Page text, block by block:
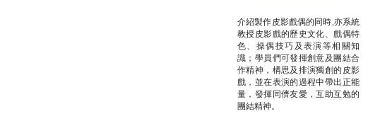
介紹製作皮影戲偶的同時,亦系統
教授皮影戲的歷史文化、戲偶特
色、操偶技巧及表演等相關知
識；學員們可發揮創意及團結合
作精神，構思及排演獨創的皮影
戲，並在表演的過程中帶出正能
量，發揮同儕友愛，互助互勉的
團結精神。